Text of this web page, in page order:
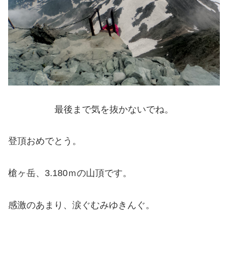
最後まで気を抜かないでね。
登頂おめでとう。
槍ヶ岳、3.180ｍの山頂です。
感激のあまり、涙ぐむみゆきんぐ。